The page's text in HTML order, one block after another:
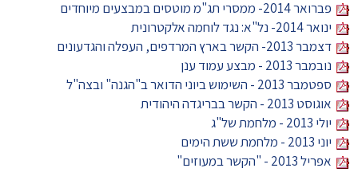
פברואר 2014- ממסרי תג"מ מוטסים במבצעים מיוחדים
ינואר 2014- נל"א: נגד לוחמה אלקטרונית
דצמבר 2013- הקשר בארץ המרדפים, העפלה והגדעונים
נובמבר 2013 - מבצע עמוד ענן
ספטמבר 2013 - השימוש ביוני הדואר ב"הגנה" ובצה"ל
אוגוסט 2013 - הקשר בבריגדה היהודית
יולי 2013 - מלחמת של"ג
יוני 2013 - מלחמת ששת הימים
אפריל 2013 - "הקשר במעוזים"